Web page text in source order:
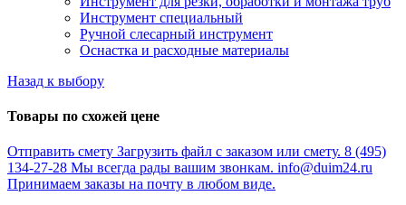
Инструмент специальный
Ручной слесарный инструмент
Оснастка и расходные материалы
Назад к выбору
Товары по схожей цене
Отправить смету Загрузить файл с заказом или смету. 8 (495)
134-27-28 Мы всегда рады вашим звонкам. info@duim24.ru
Принимаем заказы на почту в любом виде.